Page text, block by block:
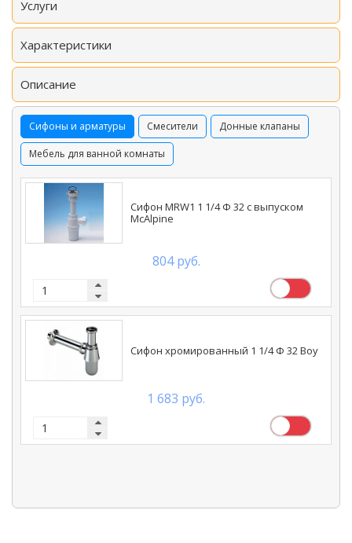
Услуги
Характеристики
Описание
Сифоны и арматуры Смесители Донные клапаны
Мебель для ванной комнаты
Сифон MRW1 1 1/4 Ф 32 с выпуском
McAlpine
804 руб.
Сифон хромированный 1 1/4 Ф 32 Boy
1 683 руб.